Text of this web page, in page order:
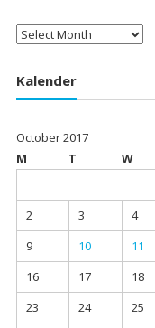
Arsip
Kalender
October 2017
M
T W
2
3 4
9
10 11
16
17 18
23
24 25